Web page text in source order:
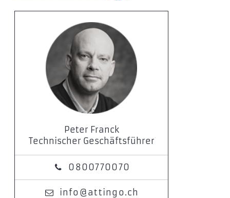
Peter Franck
Technischer Geschäftsführer
0800770070
info@attingo.ch